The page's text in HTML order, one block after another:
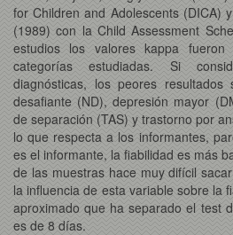
for Children and Adolescents (DICA)
(1989) con la Child Assessment
estudios los valores kappa
categorías estudiadas. Si
diagnósticas, los peores
desafiante (ND), depresión mayor
de separación (TAS) y trastorno por
lo que respecta a los informantes,
es el informante, la fiabilidad es más
de las muestras hace muy difícil
la influencia de esta variable sobre la
aproximado que ha separado el test
es de 8 días.